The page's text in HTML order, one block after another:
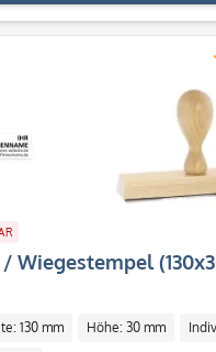
Wiegestempel
130 mm Höhe: 30 mm